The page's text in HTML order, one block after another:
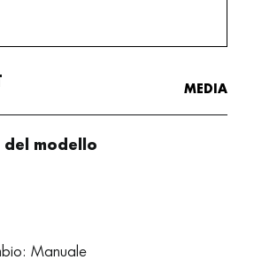
MEDIA
del modello
Manuale